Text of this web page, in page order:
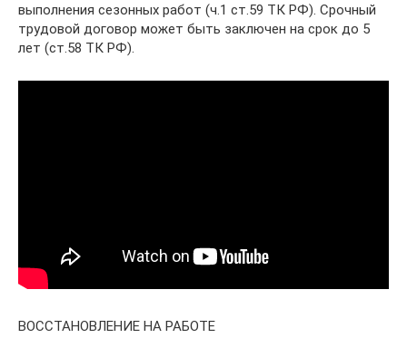
выполнения сезонных работ (ч.1 ст.59 ТК РФ). Срочный
трудовой договор может быть заключен на срок до 5
лет (ст.58 ТК РФ).
ВОССТАНОВЛЕНИЕ НА РАБОТЕ